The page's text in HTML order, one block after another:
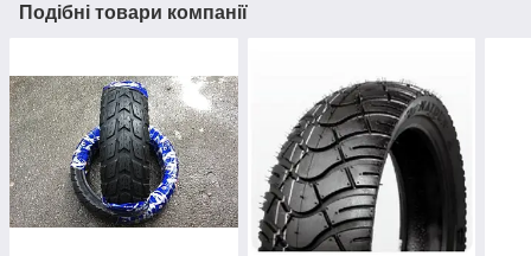
Подібні товари компанії